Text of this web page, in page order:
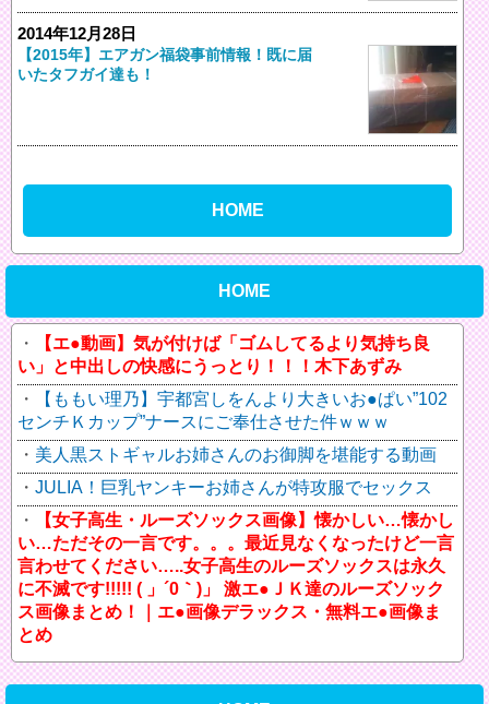
2014年12月28日
【2015年】エアガン福袋事前情報！既に届
いたタフガイ達も！
HOME
HOME
【エ●動画】気が付けば「ゴムしてるより気持ち良
い」と中出しの快感にうっとり！！！木下あずみ
【ももい理乃】宇都宮しをんより大きいお●ぱい”102
センチＫカップ”ナースにご奉仕させた件ｗｗｗ
美人黒ストギャルお姉さんのお御脚を堪能する動画
JULIA！巨乳ヤンキーお姉さんが特攻服でセックス
【女子高生・ルーズソックス画像】懐かしい…懐かし
い…ただその一言です。。。最近見なくなったけど一言
言わせてください…..女子高生のルーズソックスは永久
に不滅です!!!!! ( 」´0｀)」 激エ●ＪＫ達のルーズソック
ス画像まとめ！｜エ●画像デラックス・無料エ●画像ま
とめ